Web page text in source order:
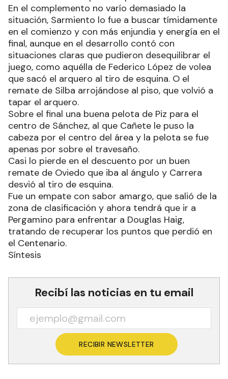
En el complemento no varío demasiado la
situación, Sarmiento lo fue a buscar tímidamente
en el comienzo y con más enjundia y energía en el
final, aunque en el desarrollo contó con
situaciones claras que pudieron desequilibrar el
juego, como aquélla de Federico López de volea
que sacó el arquero al tiro de esquina. O el
remate de Silba arrojándose al piso, que volvió a
tapar el arquero.
Sobre el final una buena pelota de Piz para el
centro de Sánchez, al que Cañete le puso la
cabeza por el centro del área y la pelota se fue
apenas por sobre el travesaño.
Casi lo pierde en el descuento por un buen
remate de Oviedo que iba al ángulo y Carrera
desvió al tiro de esquina.
Fue un empate con sabor amargo, que salió de la
zona de clasificación y ahora tendrá que ir a
Pergamino para enfrentar a Douglas Haig,
tratando de recuperar los puntos que perdió en
el Centenario.
Síntesis
Recibí las noticias en tu email
RECIBIR NEWSLETTER